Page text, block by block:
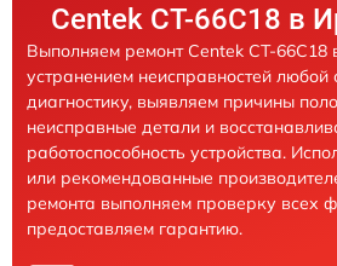
Centek CT-66C18 в
Выполняем ремонт Centek CT-66C18
устранением неисправностей
диагностику, выявляем причины
неисправные детали и
работоспособность устройства.
или рекомендованные
ремонта выполняем проверку всех
предоставляем гарантию.